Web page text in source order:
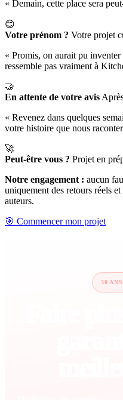
« Demain, cette place sera
😊
Votre prénom ? Votre projet
« Promis, on aurait pu
ressemble pas vraiment à
🤝
En attente de votre avis
« Revenez dans quelques
votre histoire que nous
🚀
Peut-être vous ? Projet en
Notre engagement : aucun
uniquement des retours réels
auteurs.
🎯 Commencer mon projet
30